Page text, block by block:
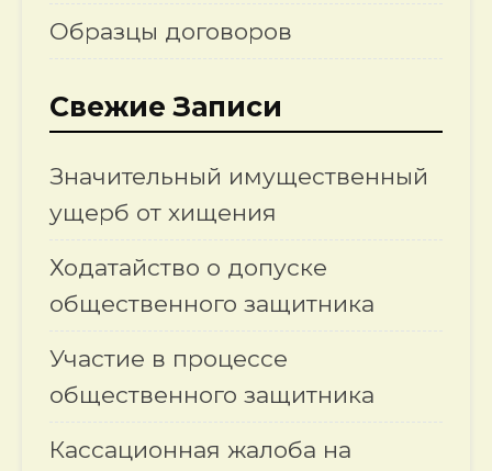
Образцы договоров
Свежие Записи
Значительный имущественный
ущерб от хищения
Ходатайство о допуске
общественного защитника
Участие в процессе
общественного защитника
Кассационная жалоба на